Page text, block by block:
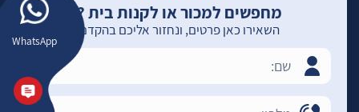
WhatsApp
מחפשים למכור או לקנות בית ?
השאירו כאן פרטים, ונחזור אליכם בהקדם